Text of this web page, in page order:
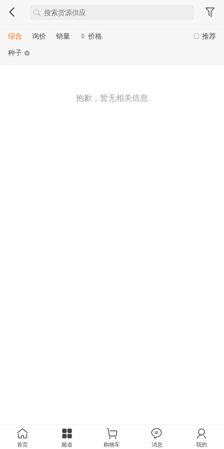
推荐
综合 询价 销量
价格
种子
抱歉，暂无相关信息
首页 频道 购物车 消息 我的